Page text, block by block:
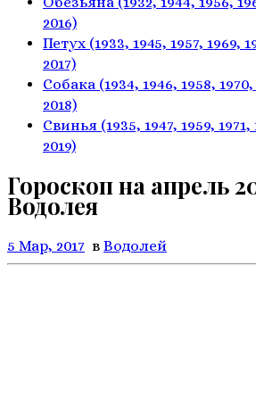
2016)
Петух (1933, 1945, 1957, 1969,
2017)
Собака (1934, 1946, 1958, 1970,
2018)
Свинья (1935, 1947, 1959, 1971,
2019)
Гороскоп на апрель
Водолея
5 Мар, 2017 в Водолей